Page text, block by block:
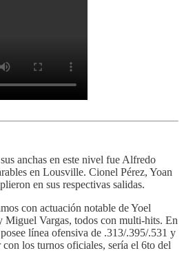
anchas en este nivel fue Alfredo
en Lousville. Cionel Pérez, Yoan
en sus respectivas salidas.
con actuación notable de Yoel
Vargas, todos con multi-hits. En
línea ofensiva de .313/.395/.531 y
los turnos oficiales, sería el 6to del